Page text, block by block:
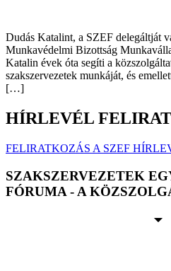
Dudás Katalint, a SZEF delegáltját
Munkavédelmi Bizottság
Katalin évek óta segíti a
szakszervezetek munkáját, és
[…]
HÍRLEVÉL
FELIRATKOZÁS A SZEF
SZAKSZERVEZETEK
FÓRUMA - A